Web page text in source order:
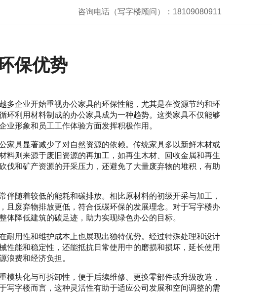
咨询电话（写字楼顾问）：18109080911
保优势
多企业开始重视办公家具的环保性能，尤其是在资源节约和环
环利用材料制成的办公家具成为一种趋势。这类家具不仅能够
业形象和员工工作体验方面发挥积极作用。
家具显著减少了对自然资源的依赖。传统家具多以新鲜木材或
料则来源于废旧资源的再加工，如再生木材、回收金属和再生
伐和矿产资源的开采压力，还避免了大量废弃物的堆积，有助
伴随着较低的能耗和碳排放。相比原材料的初级开采与加工，
且废弃物排放更低，符合低碳环保的发展理念。对于写字楼办
体降低建筑的碳足迹，助力实现绿色办公的目标。
耐用性和维护成本上也展现出独特优势。经过特殊处理和设计
性能和稳定性，还能抵抗日常使用中的磨损和损坏，延长使用
浪费和经济负担。
模块化与可拆卸性，便于后续维修、更换零部件或升级改造，
写字楼而言，这种灵活性有助于适应公司发展和空间调整的需